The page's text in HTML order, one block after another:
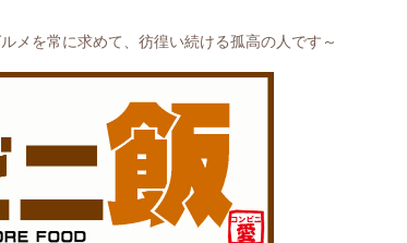
を常に求めて、彷徨い続ける孤高の人です～